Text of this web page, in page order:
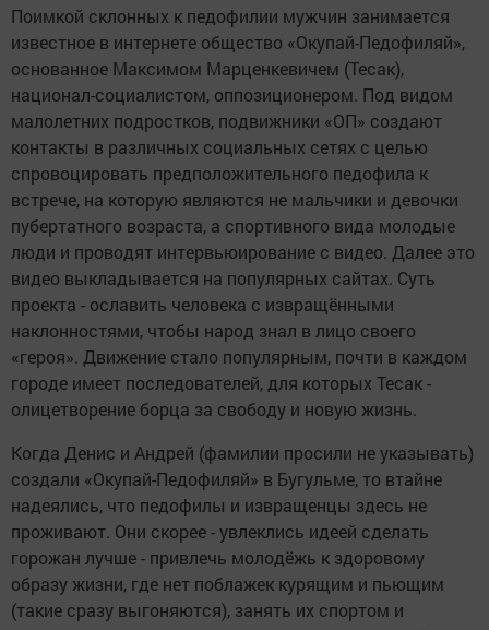
Поимкой склонных к педофилии мужчин занимается
известное в интернете общество «Окупай-Педофиляй»,
основанное Максимом Марценкевичем (Тесак),
национал-социалистом, оппозиционером. Под видом
малолетних подростков, подвижники «ОП» создают
контакты в различных социальных сетях с целью
спровоцировать предположительного педофила к
встрече, на которую являются не мальчики и девочки
пубертатного возраста, а спортивного вида молодые
люди и проводят интервьюирование с видео. Далее это
видео выкладывается на популярных сайтах. Суть
проекта - ославить человека с извращёнными
наклонностями, чтобы народ знал в лицо своего
«героя». Движение стало популярным, почти в каждом
городе имеет последователей, для которых Тесак -
олицетворение борца за свободу и новую жизнь.
Когда Денис и Андрей (фамилии просили не указывать)
создали «Окупай-Педофиляй» в Бугульме, то втайне
надеялись, что педофилы и извращенцы здесь не
проживают. Они скорее - увлеклись идеей сделать
горожан лучше - привлечь молодёжь к здоровому
образу жизни, где нет поблажек курящим и пьющим
(такие сразу выгоняются), занять их спортом и